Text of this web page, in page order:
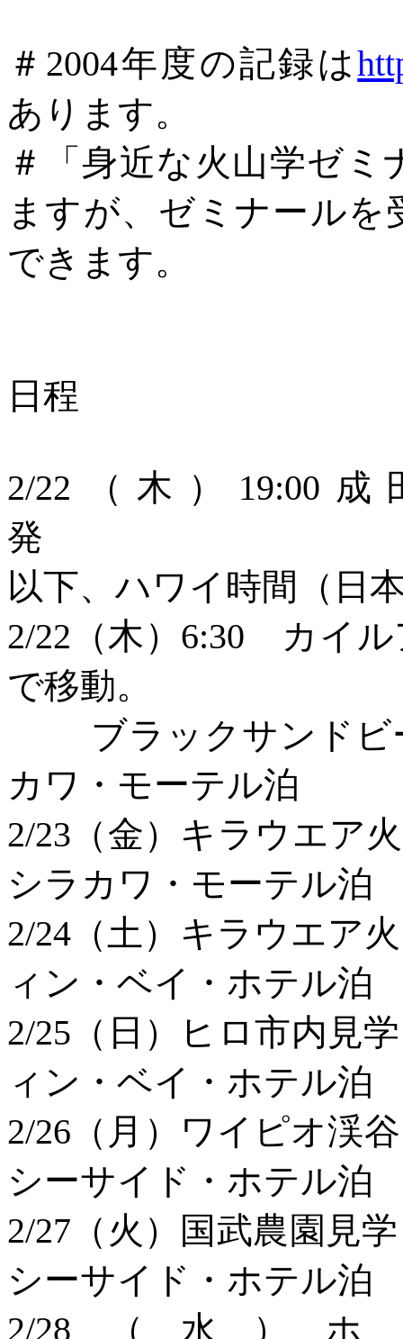
＃ 2004年度の記録は
あります。
＃「身近な火山学ゼ
ますが、ゼミナール
できます。
日程
2/22（木）19:00
発 機
以下、ハワイ時間（日
2/22（木）6:30 カイ
で移動。
ブラックサン
カワ・モーテル泊
2/23（金）キ
シラカワ・モーテル泊
2/24（土）キラウ
ィン・ベイ・ホテル泊
2/25（日）ヒロ市内
ィン・ベイ・ホテル泊
2/26（月）ワイピオ
シーサイド・ホテル泊
2/27（火）国武農園見
シーサイド・ホテル泊
2/28（水）